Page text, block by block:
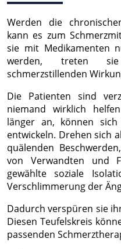
Werden die
kann es zum
sie mit Medikamenten
werden, treten
schmerzstillenden
Die Patienten sind
niemand wirklich
länger an, können
entwickeln. Drehen sich
quälenden
von Verwandten und
gewählte soziale
Verschlimmerung der
Dadurch verspüren sie
Diesen Teufelskreis
passenden